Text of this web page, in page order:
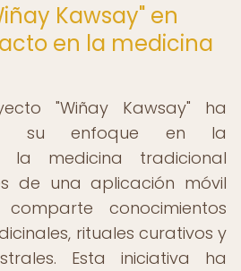
Kawsay" en
en la medicina
"Wiñay Kawsay" ha
su enfoque en la
la medicina tradicional
de una aplicación móvil
conocimientos
rituales curativos y
Esta iniciativa ha